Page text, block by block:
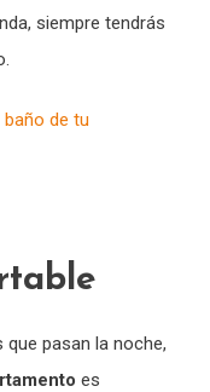
siempre tendrás
de tu
pasan la noche,
es